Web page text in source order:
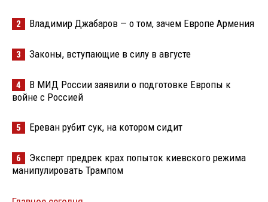
2 Владимир Джабаров — о том, зачем Европе Армения
3 Законы, вступающие в силу в августе
4
В МИД России заявили о подготовке Европы к
войне с Россией
5 Ереван рубит сук, на котором сидит
6
Эксперт предрек крах попыток киевского режима
манипулировать Трампом